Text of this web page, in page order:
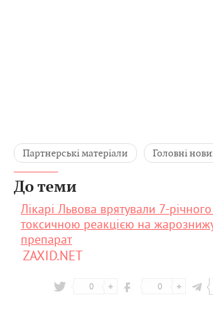
Партнерські матеріали Головні
До теми
Лікарі Львова врятували 7-
токсичною реакцією на
препарат
ZAXID.NET
0 0